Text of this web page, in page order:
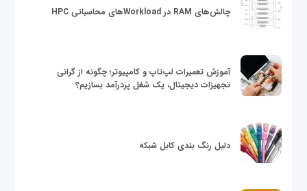
چالش‌های RAM در Workloadهای محاسباتی HPC
آموزش تعمیرات لپ‌تاپ و کامپیوتر؛ چگونه از گرانی
تجهیزات دیجیتال، یک شغل پردرآمد بسازیم؟
دلیل رنگ بندی کابل شبکه